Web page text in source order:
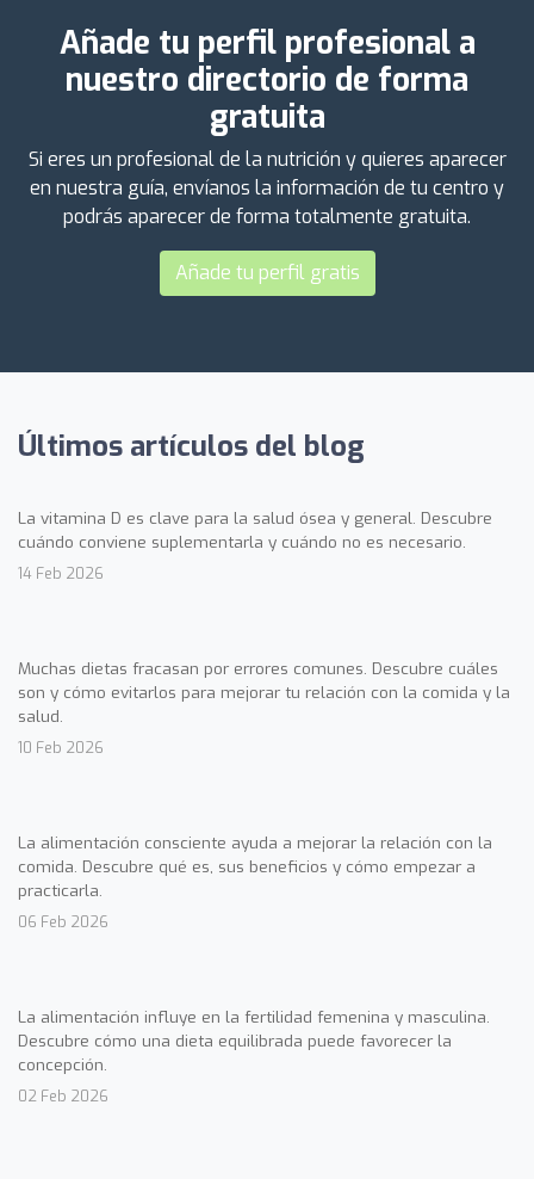
Añade tu perfil profesional a
nuestro directorio de forma
gratuita
Si eres un profesional de la nutrición y quieres aparecer
en nuestra guía, envíanos la información de tu centro y
podrás aparecer de forma totalmente gratuita.
Añade tu perfil gratis
Últimos artículos del blog
La vitamina D es clave para la salud ósea y general. Descubre
cuándo conviene suplementarla y cuándo no es necesario.
14 Feb 2026
Muchas dietas fracasan por errores comunes. Descubre cuáles
son y cómo evitarlos para mejorar tu relación con la comida y la
salud.
10 Feb 2026
La alimentación consciente ayuda a mejorar la relación con la
comida. Descubre qué es, sus beneficios y cómo empezar a
practicarla.
06 Feb 2026
La alimentación influye en la fertilidad femenina y masculina.
Descubre cómo una dieta equilibrada puede favorecer la
concepción.
02 Feb 2026